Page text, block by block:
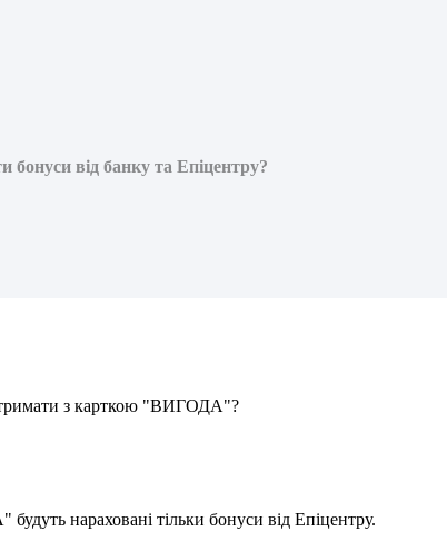
від банку та Епіцентру?
римати з карткою "ВИГОДА"?
" будуть нараховані тільки бонуси від Епіцентру.